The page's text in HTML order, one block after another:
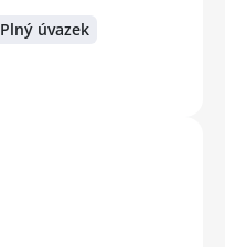
Plný úvazek